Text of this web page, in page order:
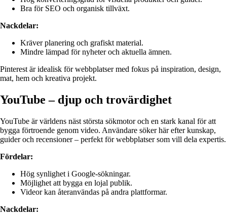
Bra för SEO och organisk tillväxt.
Nackdelar:
Kräver planering och grafiskt material.
Mindre lämpad för nyheter och aktuella ämnen.
Pinterest är idealisk för webbplatser med fokus på inspiration, design,
mat, hem och kreativa projekt.
YouTube – djup och trovärdighet
YouTube är världens näst största sökmotor och en stark kanal för att
bygga förtroende genom video. Användare söker här efter kunskap,
guider och recensioner – perfekt för webbplatser som vill dela expertis.
Fördelar:
Hög synlighet i Google-sökningar.
Möjlighet att bygga en lojal publik.
Videor kan återanvändas på andra plattformar.
Nackdelar: